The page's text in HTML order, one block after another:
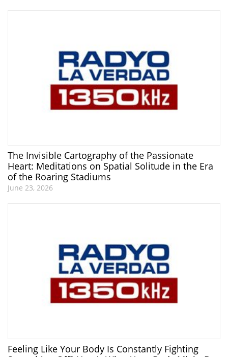
The Invisible Cartography of the Passionate
Heart: Meditations on Spatial Solitude in the Era
of the Roaring Stadiums
June 23, 2026
Feeling Like Your Body Is Constantly Fighting